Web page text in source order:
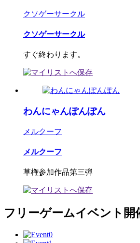
クソゲーサークル
クソゲーサークル
すぐ終わります。
わんにゃんぽんぽん
メルクーフ
メルクーフ
草権参加作品第三弾
フリーゲームイベント開